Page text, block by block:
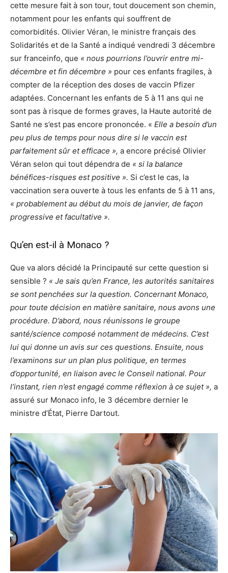
cette mesure fait à son tour, tout doucement son chemin,
notamment pour les enfants qui souffrent de
comorbidités. Olivier Véran, le ministre français des
Solidarités et de la Santé a indiqué vendredi 3 décembre
sur franceinfo, que « nous pourrions l’ouvrir entre mi-
décembre et fin décembre » pour ces enfants fragiles, à
compter de la réception des doses de vaccin Pfizer
adaptées. Concernant les enfants de 5 à 11 ans qui ne
sont pas à risque de formes graves, la Haute autorité de
Santé ne s’est pas encore prononcée. « Elle a besoin d’un
peu plus de temps pour nous dire si le vaccin est
parfaitement sûr et efficace », a encore précisé Olivier
Véran selon qui tout dépendra de « si la balance
bénéfices-risques est positive ». Si c’est le cas, la
vaccination sera ouverte à tous les enfants de 5 à 11 ans,
« probablement au début du mois de janvier, de façon
progressive et facultative ».
Qu’en est-il à Monaco ?
Que va alors décidé la Principauté sur cette question si
sensible ? « Je sais qu’en France, les autorités sanitaires
se sont penchées sur la question. Concernant Monaco,
pour toute décision en matière sanitaire, nous avons une
procédure. D’abord, nous réunissons le groupe
santé/science composé notamment de médecins. C’est
lui qui donne un avis sur ces questions. Ensuite, nous
l’examinons sur un plan plus politique, en termes
d’opportunité, en liaison avec le Conseil national. Pour
l’instant, rien n’est engagé comme réflexion à ce sujet », a
assuré sur Monaco info, le 3 décembre dernier le
ministre d’État, Pierre Dartout.